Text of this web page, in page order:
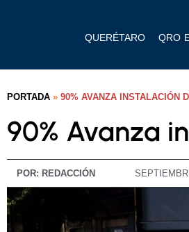
QUERÉTARO QRO
PORTADA » 90% AVANZA INSTALACIÓN
90% Avanza
POR: REDACCIÓN